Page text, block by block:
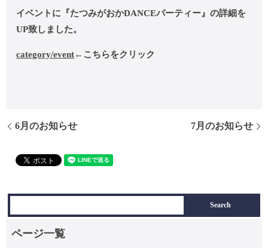
イベントに『たつみがおかDANCEパーティー』の詳細を
UP致しました。
category/event←こちらをクリック
6月のお知らせ 7月のお知らせ